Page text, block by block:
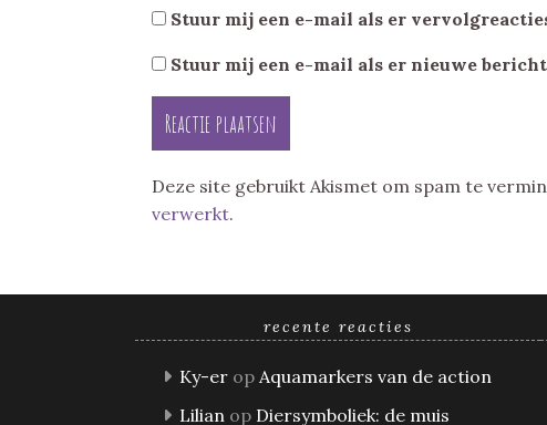
Stuur mij een e-mail als er
Stuur mij een e-mail als er nieuwe
Deze site gebruikt Akismet om spam te
verwerkt.
recente reacties
Ky-er op Aquamarkers van de action
Lilian op Diersymboliek: de muis